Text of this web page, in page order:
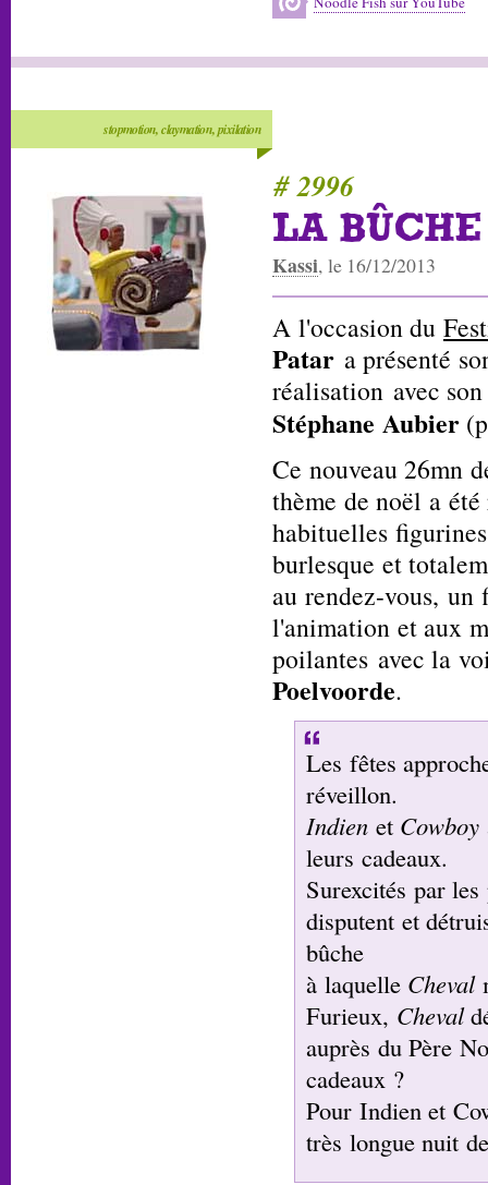
stopmotion, claymation, pixilation
# 2996
LA
Kassi, le 16/12/2013
A l'occasion du
Patar a présenté
réalisation avec
Stéphane Aubier
Ce nouveau 26mn
thème de noël a
habituelles
burlesque et
au rendez-vous,
l'animation et aux
poilantes avec la
Poelvoorde.
Les fêtes
réveillon.
Indien et Cowboy
leurs cadeaux.
Surexcités par
disputent et
bûche
à laquelle Cheval
Furieux, Cheval
auprès du Père
cadeaux ?
Pour Indien et
très longue nuit